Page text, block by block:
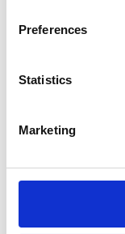
Preferences
Statistics
Marketing
Vi er ejet af den
Tolentino.
Adgang til flere